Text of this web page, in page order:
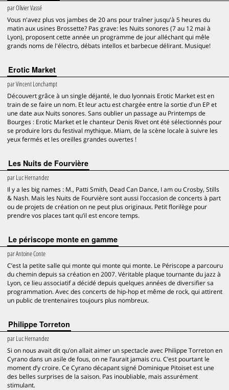
parOlivier Vassé
Vous n'avez plus vos jambes de 20 ans pour traîner jusqu'à 5 heures du
matin aux usines Brossette? Pas grave: les Nuits sonores (7 au 12 mai à
Lyon), proposent cette année un programme de jour alléchant qui mêle
grands noms de l'électro, débats intellos et barbecue délirant. Musique!
Erotic Market
parVincent Lonchampt
Découvert grâce à un single déjanté, le duo lyonnais Erotic Market est en
train de se faire un nom. Et leur actu est chargée entre la sortie d'un EP et
une date aux Nuits sonores. Sans oublier un passage au Printemps de
Bourges : Erotic Market et le chanteur Denis Rivet ont été sélectionnés pour
se produire lors du festival mythique. Miam, de la scène locale à suivre les
yeux fermés et les oreilles grandes ouvertes !
Les Nuits de Fourvière
parLuc Hernandez
Il y a les big names : M., Patti Smith, Dead Can Dance, I am ou Crosby, Stills
& Nash. Mais les Nuits de Fourvière sont aussi l’occasion de concerts à part
ou de projets de création on ne peut plus originaux. Petit florilège pour
prendre vos places tant qu’il est encore temps.
Le périscope monte en gamme
parAntoine Conte
C’est la petite salle qui monte qui monte qui monte. Le Périscope a parcouru
du chemin depuis sa création en 2007. Véritable plaque tournante du jazz à
Lyon, ce lieu associatif a décidé depuis quelques années de diversifier sa
programmation. Avec des concerts de hip-hop et même de rock, qui attirent
un public de trentenaires toujours plus nombreux.
Philippe Torreton
parLuc Hernandez
Si on nous avait dit qu’on allait aimer un spectacle avec Philippe Torreton en
Cyrano dans un asile de fous, on ne l’aurait jamais cru. C’est pourtant le
moment d’y croire. Ce Cyrano décapant signé Dominique Pitoiset est une
des belles surprises de la saison. Pas inoubliable, mais assurément
stimulant.